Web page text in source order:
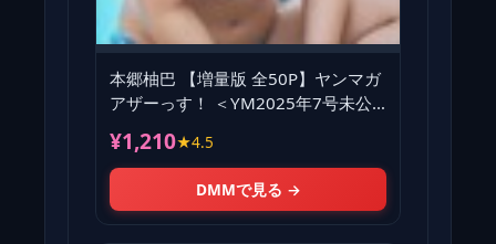
本郷柚巴 【増量版 全50P】ヤンマガ
アザーっす！ ＜YM2025年7号未公
¥1,210★4.5
DMMで見る →